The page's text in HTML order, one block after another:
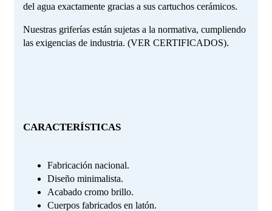
del agua exactamente gracias a sus cartuchos cerámicos.
Nuestras griferías están sujetas a la normativa, cumpliendo
las exigencias de industria. (VER CERTIFICADOS).
CARACTERÍSTICAS
Fabricación nacional.
Diseño minimalista.
Acabado cromo brillo.
Cuerpos fabricados en latón.